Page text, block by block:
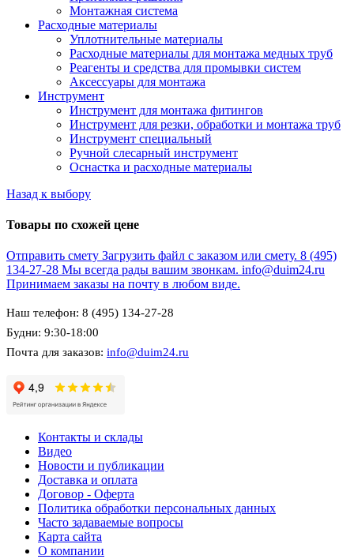
Монтажная система
Расходные материалы
Уплотнительные материалы
Расходные материалы для монтажа медных труб
Реагенты и средства для промывки систем
Аксессуары для монтажа
Инструмент
Инструмент для монтажа фитингов
Инструмент для резки, обработки и монтажа труб
Инструмент специальный
Ручной слесарный инструмент
Оснастка и расходные материалы
Назад к выбору
Товары по схожей цене
Отправить смету Загрузить файл с заказом или смету. 8 (495)
134-27-28 Мы всегда рады вашим звонкам. info@duim24.ru
Принимаем заказы на почту в любом виде.
Наш телефон: 8 (495) 134-27-28
Будни: 9:30-18:00
Почта для заказов: info@duim24.ru
Контакты и склады
Видео
Новости и публикации
Доставка и оплата
Договор - Оферта
Политика обработки персональных данных
Часто задаваемые вопросы
Карта сайта
О компании